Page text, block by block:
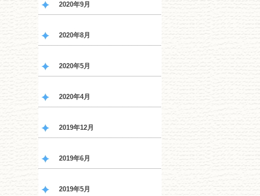
2020年9月
2020年8月
2020年5月
2020年4月
2019年12月
2019年6月
2019年5月